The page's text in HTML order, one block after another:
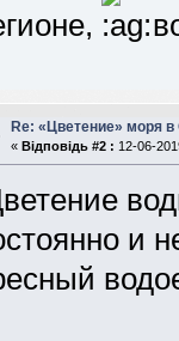
Re: «Цветение» моря
« Відповідь #2 : 12-06-
и